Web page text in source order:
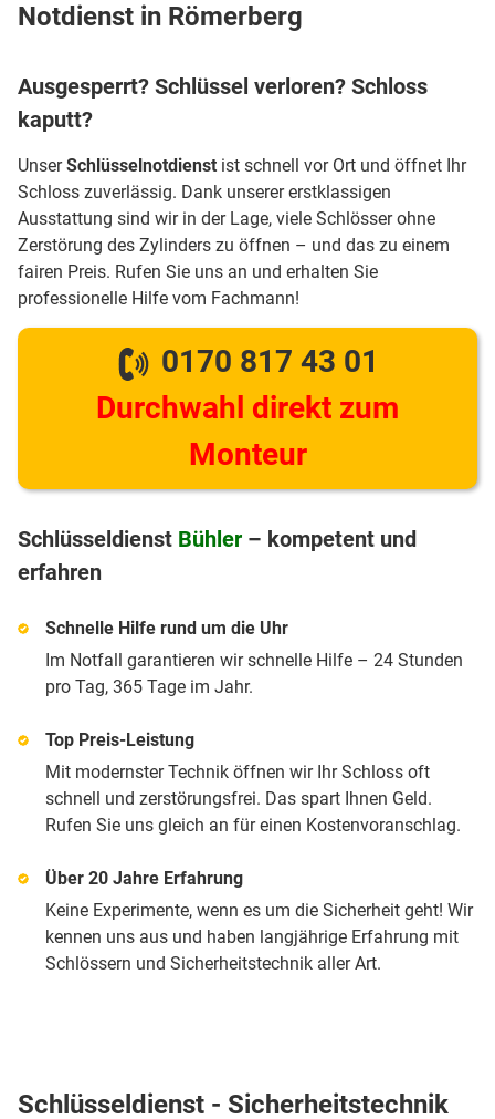
Notdienst in Römerberg
Ausgesperrt? Schlüssel verloren? Schloss
kaputt?
UnserSchlüsselnotdienst ist schnell vor Ort und öffnet Ihr
Schloss zuverlässig. Dank unserer erstklassigen
Ausstattung sind wir in der Lage, viele Schlösser ohne
Zerstörung des Zylinders zu öffnen – und das zu einem
fairen Preis. Rufen Sie uns an und erhalten Sie
professionelle Hilfe vom Fachmann!
0170 817 43 01
Durchwahl direkt zum
Monteur
Schlüsseldienst Bühler – kompetent und
erfahren
Schnelle Hilfe rund um die Uhr
Im Notfall garantieren wir schnelle Hilfe – 24 Stunden
pro Tag, 365 Tage im Jahr.
Top Preis-Leistung
Mit modernster Technik öffnen wir Ihr Schloss oft
schnell und zerstörungsfrei. Das spart Ihnen Geld.
Rufen Sie uns gleich an für einen Kostenvoranschlag.
Über 20 Jahre Erfahrung
Keine Experimente, wenn es um die Sicherheit geht! Wir
kennen uns aus und haben langjährige Erfahrung mit
Schlössern und Sicherheitstechnik aller Art.
Schlüsseldienst - Sicherheitstechnik